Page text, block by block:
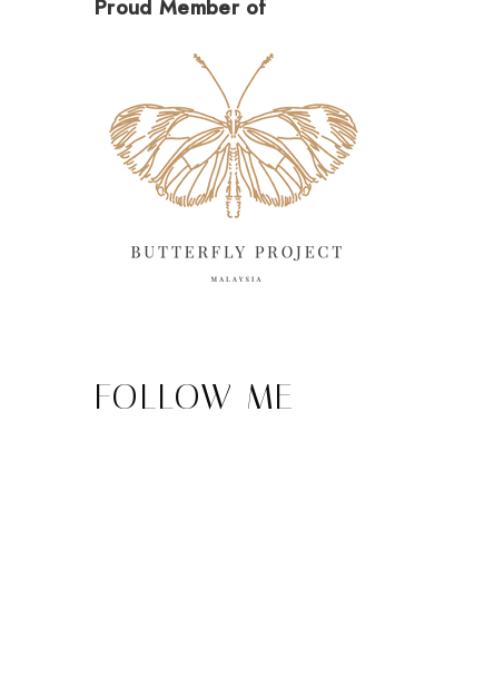
Proud Member of
FOLLOW ME